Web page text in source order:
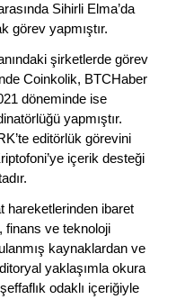
Sihirli Elma’da
görev yapmıştır.
şirketlerde görev
Coinkolik, BTCHaber
döneminde ise
yapmıştır.
editörlük görevini
içerik desteği
hareketlerinden ibaret
finans ve teknoloji
kaynaklardan ve
yaklaşımla okura
odaklı içeriğiyle